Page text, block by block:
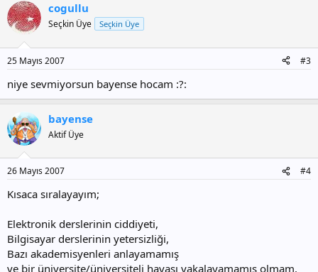
cogullu
Seçkin Üye Seçkin Üye
25 Mayıs 2007 #3
niye sevmiyorsun bayense hocam :?:
bayense
Aktif Üye
26 Mayıs 2007 #4
Kısaca sıralayayım;
Elektronik derslerinin ciddiyeti,
Bilgisayar derslerinin yetersizliği,
Bazı akademisyenleri anlayamamış
ve bir üniversite/üniversiteli havası yakalayamamış olmam.